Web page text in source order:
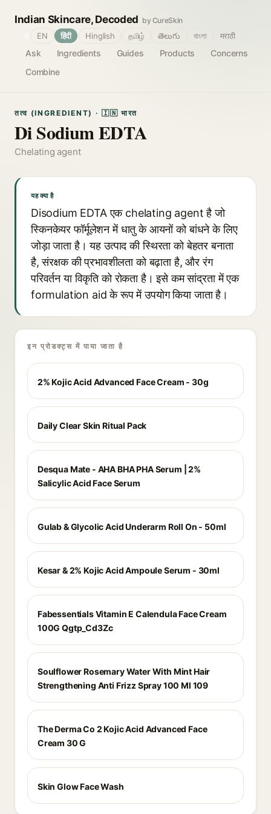
Indian Skincare, Decoded by CureSkin
Ask Ingredients Guides Products
Concerns
Combine
EN हिंदी Hinglish தமிழ் తెలుగు বাংলা मराठी
तत्व (INGREDIENT) · 🇮🇳 भारत
Di Sodium EDTA
Chelating agent
यह क्या है
Disodium EDTA एक chelating agent है जो
स्किनकेयर फॉर्मूलेशन में धातु के आयनों को बांधने के लिए
जोड़ा जाता है। यह उत्पाद की स्थिरता को बेहतर बनाता
है, संरक्षक की प्रभावशीलता को बढ़ाता है, और रंग
परिवर्तन या विकृति को रोकता है। इसे कम सांद्रता में एक
formulation aid के रूप में उपयोग किया जाता है।
इन प्रोडक्ट्स में पाया जाता है
2% Kojic Acid Advanced Face Cream - 30g
Daily Clear Skin Ritual Pack
Desqua Mate - AHA BHA PHA Serum | 2%
Salicylic Acid Face Serum
Gulab & Glycolic Acid Underarm Roll On - 50ml
Kesar & 2% Kojic Acid Ampoule Serum - 30ml
Fabessentials Vitamin E Calendula Face Cream
100G Qgtp_Cd3Zc
Soulflower Rosemary Water With Mint Hair
Strengthening Anti Frizz Spray 100 Ml 109
The Derma Co 2 Kojic Acid Advanced Face
Cream 30 G
Skin Glow Face Wash